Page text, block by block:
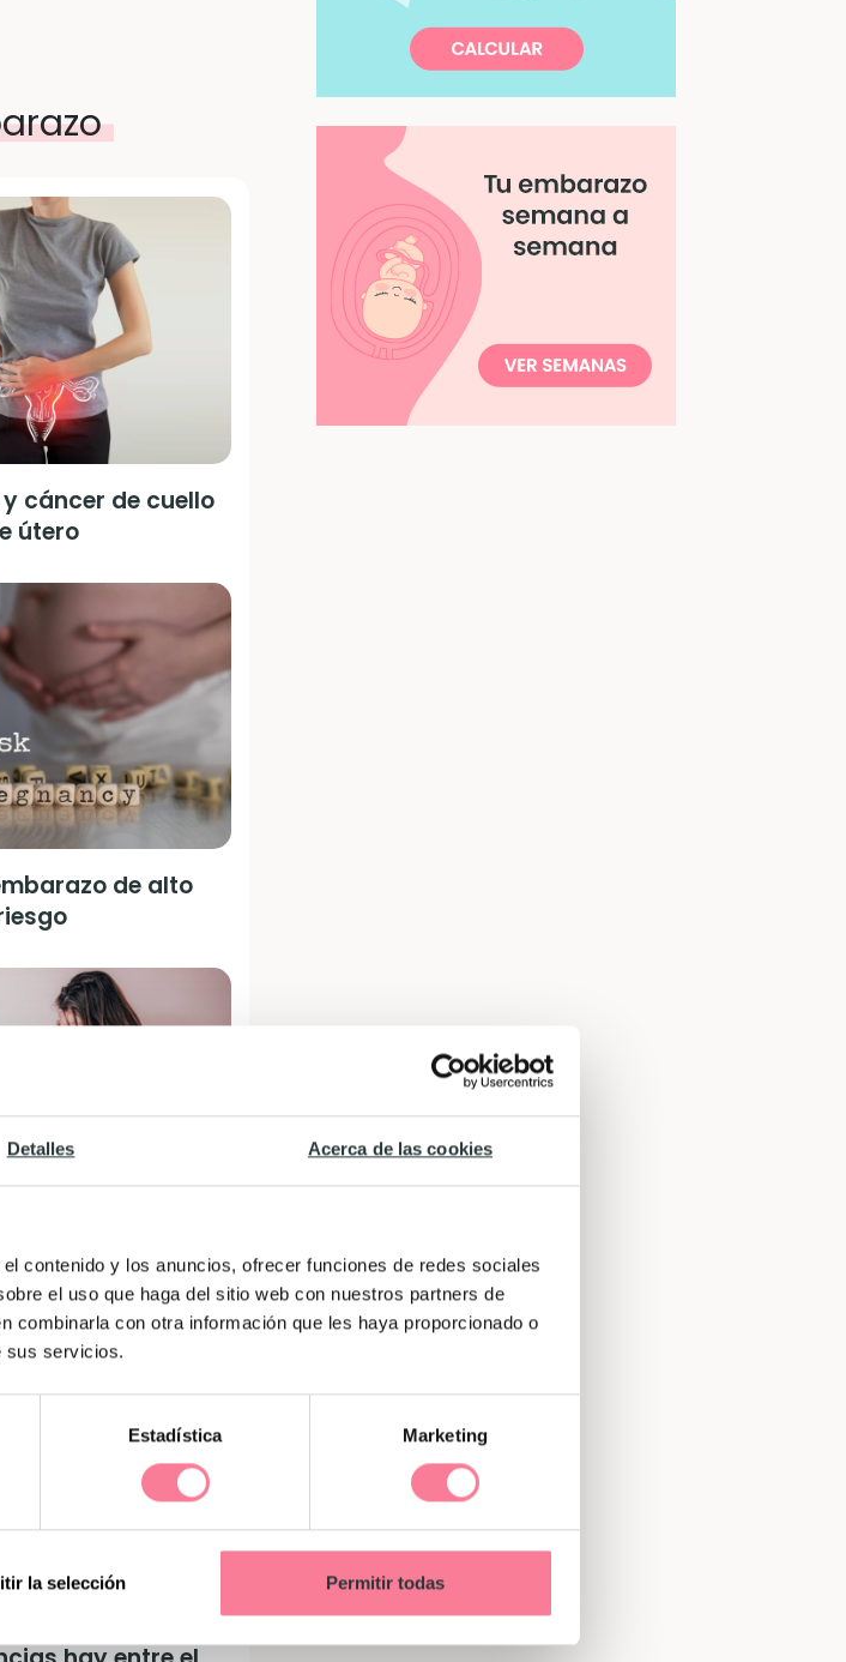
Detalles Acerca de las cookies
contenido y los anuncios, ofrecer funciones de redes sociales
el uso que haga del sitio web con nuestros partners de
combinarla con otra información que les haya proporcionado o
sus servicios.
Estadística Marketing
la selección Permitir todas
cáncer de cuello
útero
de alto
una mala